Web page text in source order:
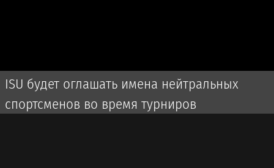
ISU будет оглашать имена нейтральных
спортсменов во время турниров